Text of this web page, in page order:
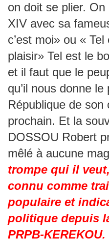
on doit se plier.
XIV avec sa
c’est moi» ou «
plaisir» Tel est le
et il faut que le
qu’il nous donne
République de son
prochain. Et la
DOSSOU Robert
mêlé à aucune
trompe qui il
connu comme
populaire et
politique depuis
PRPB-KEREKOU.